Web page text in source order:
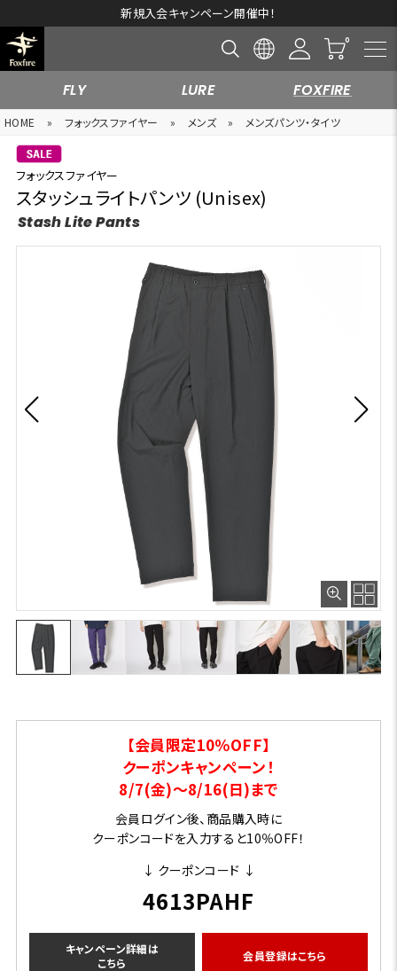
新規入会キャンペーン開催中！
FLY LURE FOXFIRE
HOME » フォックスファイヤー » メンズ » メンズパンツ・タイツ
フォックスファイヤー
スタッシュライトパンツ (Unisex)
Stash Lite Pants
【会員限定10％OFF】
クーポンキャンペーン！
8/7(金)～8/16(日)まで
会員ログイン後、商品購入時に
クーポンコードを入力すると10％OFF！
↓ クーポンコード ↓
4613PAHF
キャンペーン詳細は
こちら
会員登録はこちら